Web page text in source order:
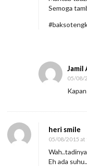
Semoga
Jamil
05/08/
heri smile
05/08/2015 at
Eh ada